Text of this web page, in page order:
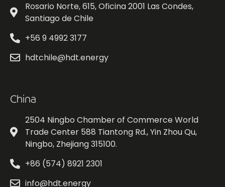
Rosario Norte, 615, Oficina 2001 Las Condes,
Santiago de Chile
+56 9 4992 3177
hdtchile@hdt.energy
China
2504 Ningbo Chamber of Commerce World
Trade Center 588 Tiantong Rd., Yin Zhou Qu,
Ningbo, Zhejiang 315100.
+86 (574) 8921 2301
info@hdt.energy